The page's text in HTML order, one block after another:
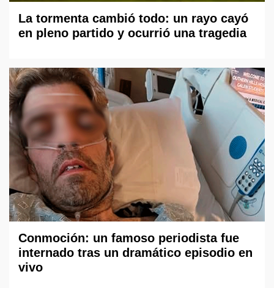
La tormenta cambió todo: un rayo cayó
en pleno partido y ocurrió una tragedia
Conmoción: un famoso periodista fue
internado tras un dramático episodio en
vivo